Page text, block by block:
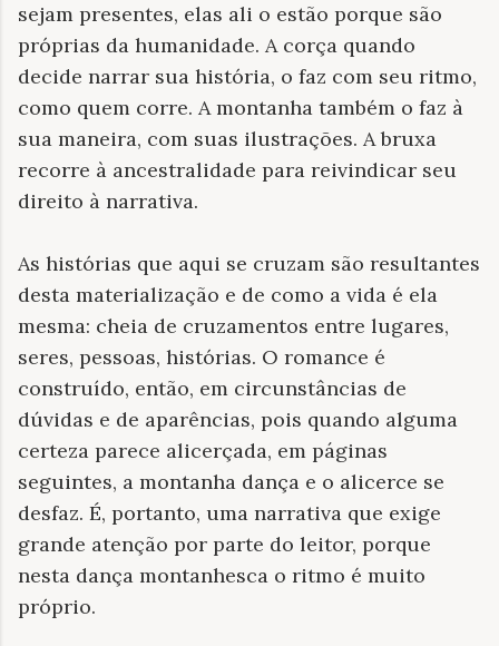
sejam presentes, elas ali o estão porque são
próprias da humanidade. A corça quando
decide narrar sua história, o faz com seu ritmo,
como quem corre. A montanha também o faz à
sua maneira, com suas ilustrações. A bruxa
recorre à ancestralidade para reivindicar seu
direito à narrativa.
As histórias que aqui se cruzam são resultantes
desta materialização e de como a vida é ela
mesma: cheia de cruzamentos entre lugares,
seres, pessoas, histórias. O romance é
construído, então, em circunstâncias de
dúvidas e de aparências, pois quando alguma
certeza parece alicerçada, em páginas
seguintes, a montanha dança e o alicerce se
desfaz. É, portanto, uma narrativa que exige
grande atenção por parte do leitor, porque
nesta dança montanhesca o ritmo é muito
próprio.